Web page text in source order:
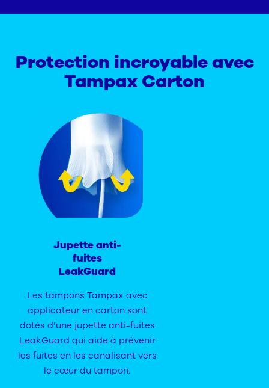
Protection incroyable avec
Tampax Carton
Jupette anti-
fuites
LeakGuard
Les tampons Tampax avec
applicateur en carton sont
dotés d’une jupette anti-fuites
LeakGuard qui aide à prévenir
les fuites en les canalisant vers
le cœur du tampon.